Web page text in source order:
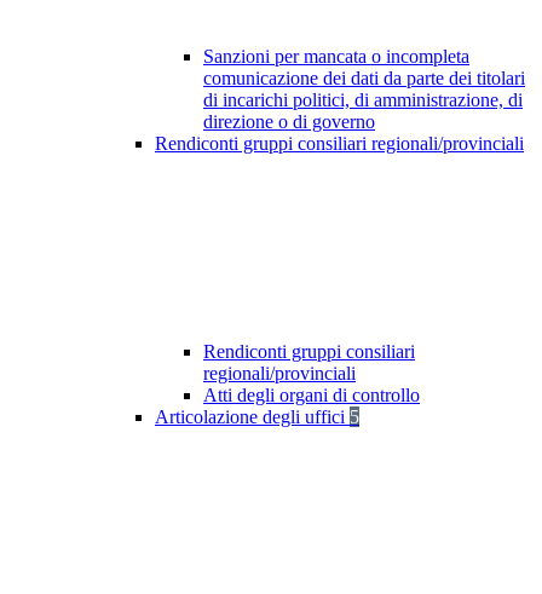
Sanzioni per mancata o incompleta
comunicazione dei dati da parte dei titolari
di incarichi politici, di amministrazione, di
direzione o di governo
Rendiconti gruppi consiliari regionali/provinciali
Rendiconti gruppi consiliari
regionali/provinciali
Atti degli organi di controllo
Articolazione degli uffici 5